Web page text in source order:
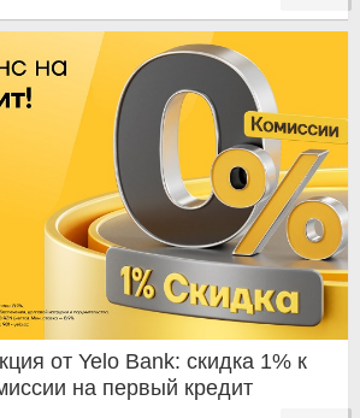
от Yelo Bank: скидка 1% к
на первый кредит